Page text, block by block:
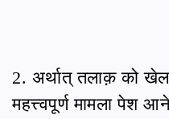
2. अर्थात् तलाक़ को
महत्त्वपूर्ण मामला पेश